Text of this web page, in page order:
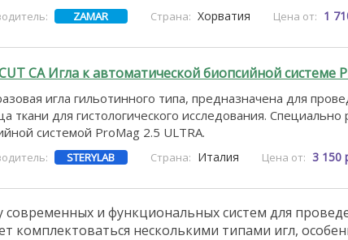
ZAMAR Страна: Хорватия Цена от: 1
CA Игла к автоматической биопсийной системе
игла гильотинного типа, предназначена для
ткани для гистологического исследования.
системой ProMag 2.5 ULTRA.
STERYLAB Страна: Италия Цена от: 3 150
и функциональных систем для
комплектоваться несколькими типами игл,